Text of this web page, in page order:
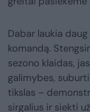
Dabar laukia
komandą.
sezono klaidas,
galimybes,
tikslas –
sirgalius ir siekti